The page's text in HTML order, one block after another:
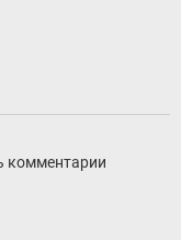
комментарии